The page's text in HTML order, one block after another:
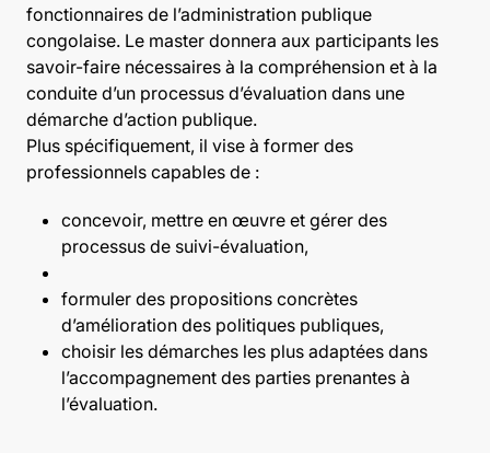
fonctionnaires de l’administration publique
congolaise. Le master donnera aux participants les
savoir-faire nécessaires à la compréhension et à la
conduite d’un processus d’évaluation dans une
démarche d’action publique.
Plus spécifiquement, il vise à former des
professionnels capables de :
concevoir, mettre en œuvre et gérer des
processus de suivi-évaluation,
formuler des propositions concrètes
d’amélioration des politiques publiques,
choisir les démarches les plus adaptées dans
l’accompagnement des parties prenantes à
l’évaluation.